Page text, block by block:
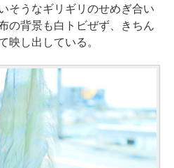
そうなギリギリのせめぎ合い
の背景も白トビぜず、きちん
映し出している。